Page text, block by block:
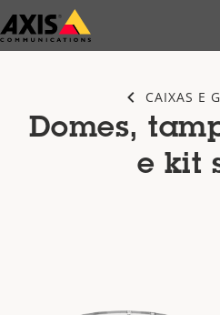
Pular
para
CAIXAS E
Domes,
e kit